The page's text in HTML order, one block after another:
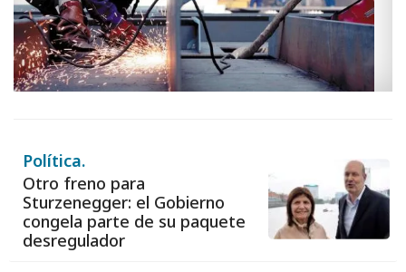
Política.
Otro freno para
Sturzenegger: el Gobierno
congela parte de su paquete
desregulador